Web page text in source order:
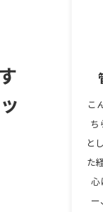
こ
ち
と
た
心
ー